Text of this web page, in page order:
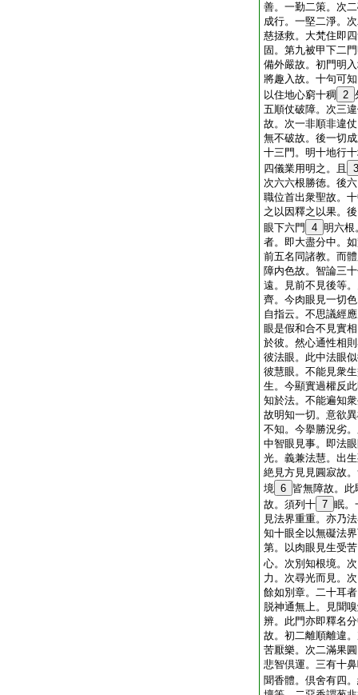
善。一勤二策。次
成行。一堅二淨。
慈拯救。大梵住即
固。第九被甲下二
備外嚴故。初門明
將趣入故。十句可
以住地心窮十稠
2
五順仗破障。次三
故。次一非順非違
無不破故。後一切
十三門。明十地行
四儀業用明之。且
3
次六六根勝徳。後
職位首出衆聖故。
之以因釋之以果。
眼下六門
4 明六根
者。即大盡分中。
前五名同諸教。而
障内色故。智論三
遠。見前不見後等
齊。今肉眼見一切
自指云。不思議經
眼是假和合不見實
於彼。然心通性相
彼法眼。此中法眼
彼慧眼。不能見衆
生。今顯實過權反
知於法。不能遍知
故明知一切。意欲
不知。今擧勝況劣
中智眼見事。即法
光。義兼法慧。出
絶見方見見圓寂故
境 6 皆無障故。
故。須列十 7 眠。
見法界重重。亦乃
知十眼全以無礙法
第。以肉眼見生受
心。次別知根境。
力。次尋光而見。
餘如別章。二十耳
脱神通無上。見聞
辨。此門亦即釋名
故。初二離順離違
苦厭樂。次二滿果
悲智倶運。三有十
聞香體。倶舍有四